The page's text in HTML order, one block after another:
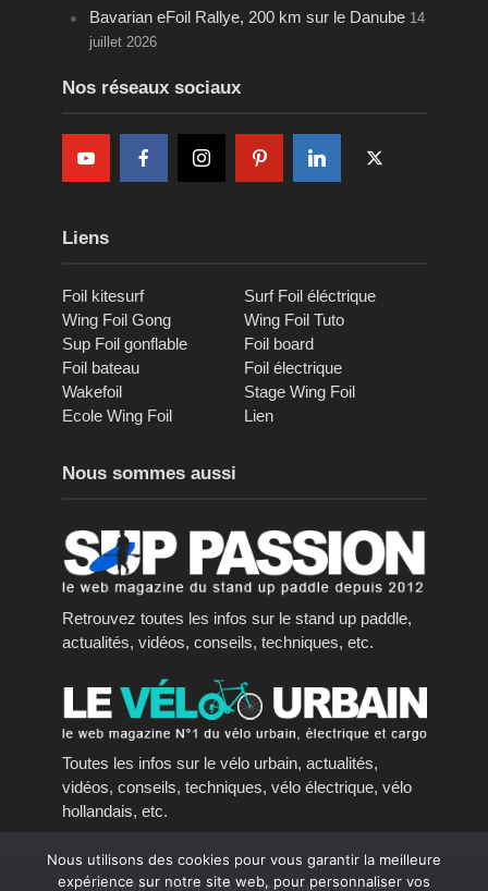
Bavarian eFoil Rallye, 200 km sur le Danube 14
juillet 2026
Nos réseaux sociaux
Liens
Foil kitesurf
Surf Foil éléctrique
Wing Foil Gong
Wing Foil Tuto
Sup Foil gonflable
Foil board
Foil bateau
Foil électrique
Wakefoil
Stage Wing Foil
Ecole Wing Foil
Lien
Nous sommes aussi
Retrouvez toutes les infos sur le stand up paddle,
actualités, vidéos, conseils, techniques, etc.
Toutes les infos sur le vélo urbain, actualités,
vidéos, conseils, techniques, vélo électrique, vélo
hollandais, etc.
Copyright © 2016 - 2023, tous droits réservés.
Nous utilisons des cookies pour vous garantir la meilleure
expérience sur notre site web, pour personnaliser vos